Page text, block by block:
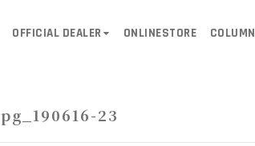
OFFICIAL DEALER ONLINESTORE COLUMN
pg_190616-23